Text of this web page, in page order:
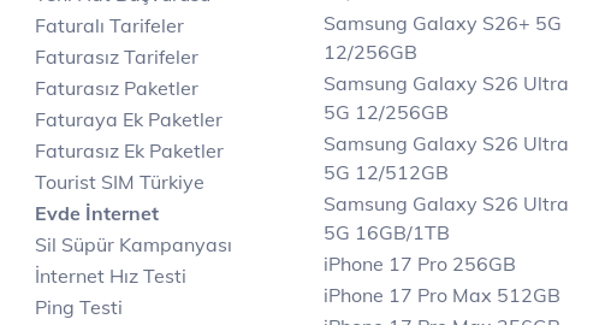
Faturalı Tarifeler
Faturasız Tarifeler
Faturasız Paketler
Faturaya Ek Paketler
Faturasız Ek Paketler
Tourist SIM Türkiye
Evde İnternet
Sil Süpür Kampanyası
İnternet Hız Testi
Ping Testi
Samsung Galaxy S26+ 5G
12/256GB
Samsung Galaxy S26 Ultra
5G 12/256GB
Samsung Galaxy S26 Ultra
5G 12/512GB
Samsung Galaxy S26 Ultra
5G 16GB/1TB
iPhone 17 Pro 256GB
iPhone 17 Pro Max 512GB